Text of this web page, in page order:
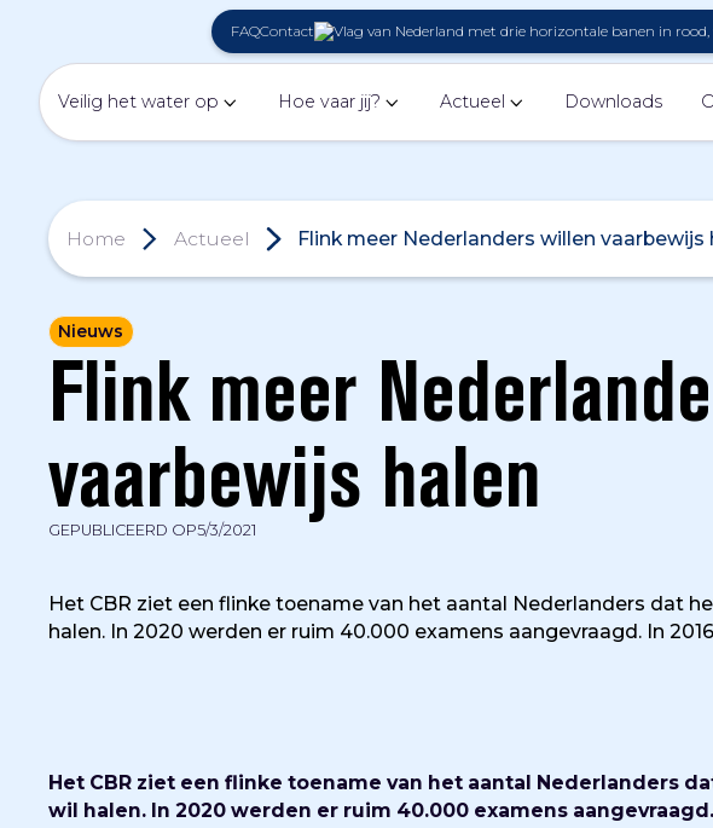
FAQContact
Veilig het water op Hoe vaar jij? Actueel Downloads
Home Actueel Flink meer Nederlanders willen vaarbewijs
Nieuws
Flink meer
vaarbewijs halen
GEPUBLICEERD OP5/3/2021
Het CBR ziet een flinke toename van het aantal Nederlanders dat
halen. In 2020 werden er ruim 40.000 examens aangevraagd. In
Het CBR ziet een flinke toename van het aantal Nederlanders
wil halen. In 2020 werden er ruim 40.000 examens